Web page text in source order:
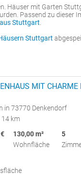
Häuser mit Garten
Passend zu dieser
Stuttgart
Stuttgart
MIT
in 73770 Denkendorf
14 km
130,00 m²
Wohnfläche
5